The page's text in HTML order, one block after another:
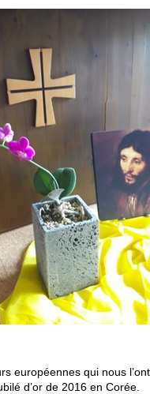
européennes qui nous
d’or de 2016 en Corée.